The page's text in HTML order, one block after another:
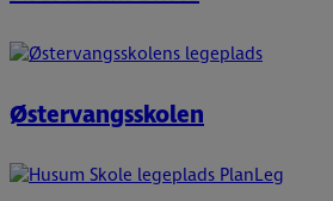
Østervangsskolen